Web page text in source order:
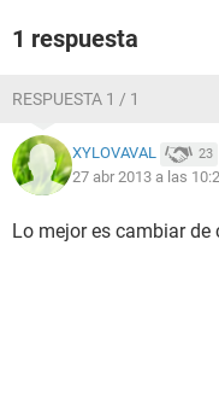
1 respuesta
RESPUESTA 1 / 1
XYLOVAVAL 23
27 abr 2013 a las
Lo mejor es cambiar de